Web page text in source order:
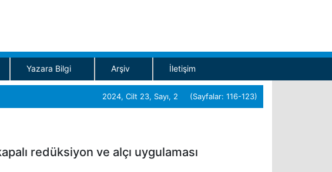
Yazara Bilgi Arşiv İletişim
2024, Cilt 23, Sayı, 2 (Sayfalar: 116-123)
redüksiyon ve alçı uygulaması